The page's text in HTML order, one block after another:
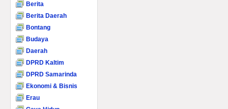
Berita
Berita Daerah
Bontang
Budaya
Daerah
DPRD Kaltim
DPRD Samarinda
Ekonomi & Bisnis
Erau